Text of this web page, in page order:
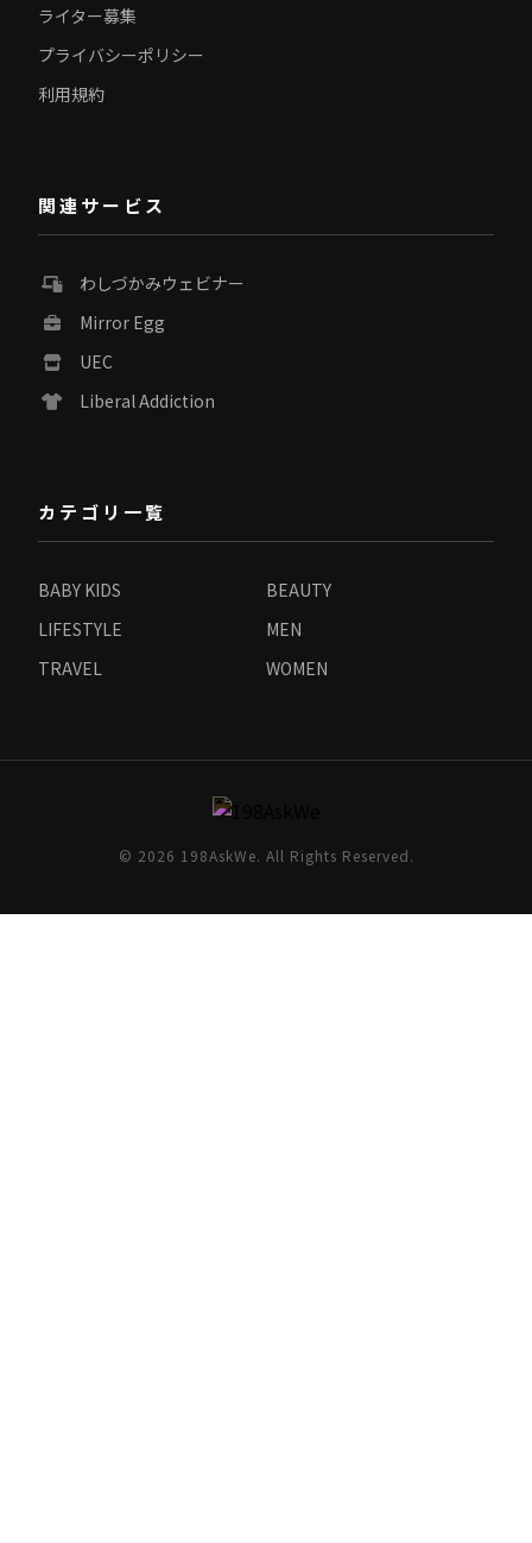
ライター募集
プライバシーポリシー
利用規約
関連サービス
わしづかみウェビナー
Mirror Egg
UEC
Liberal Addiction
カテゴリ一覧
BABY KIDS
BEAUTY
LIFESTYLE
MEN
TRAVEL
WOMEN
© 2026 198AskWe. All Rights Reserved.